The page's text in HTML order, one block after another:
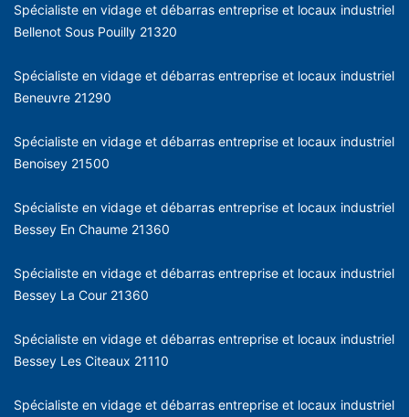
Spécialiste en vidage et débarras entreprise et locaux industriel
Bellenot Sous Pouilly 21320
Spécialiste en vidage et débarras entreprise et locaux industriel
Beneuvre 21290
Spécialiste en vidage et débarras entreprise et locaux industriel
Benoisey 21500
Spécialiste en vidage et débarras entreprise et locaux industriel
Bessey En Chaume 21360
Spécialiste en vidage et débarras entreprise et locaux industriel
Bessey La Cour 21360
Spécialiste en vidage et débarras entreprise et locaux industriel
Bessey Les Citeaux 21110
Spécialiste en vidage et débarras entreprise et locaux industriel